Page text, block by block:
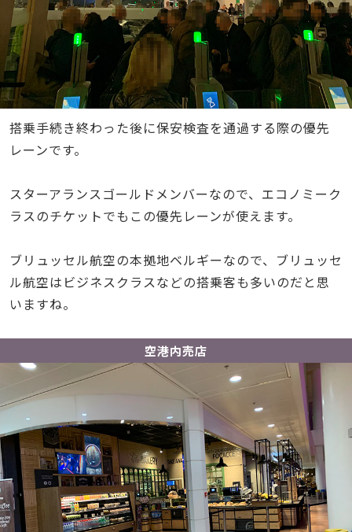
搭乗手続き終わった後に保安検査を通過する際の優先
レーンです。
スターアランスゴールドメンバーなので、エコノミーク
ラスのチケットでもこの優先レーンが使えます。
ブリュッセル航空の本拠地ベルギーなので、ブリュッセ
ル航空はビジネスクラスなどの搭乗客も多いのだと思
いますね。
空港内売店